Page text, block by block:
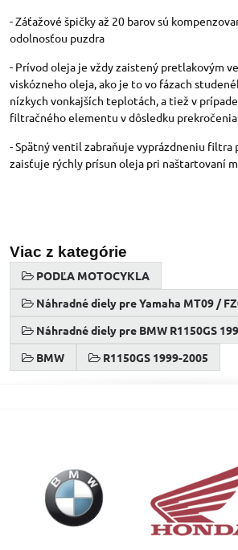
- Záťažové špičky až 20 barov sú
odolnosťou puzdra
- Prívod oleja je vždy zaistený pretlakovým
viskózneho oleja, ako je to vo fázach
nízkych vonkajších teplotách, a tiež v
filtračného elementu v dôsledku
- Spätný ventil zabraňuje vyprázdneniu filtra
zaisťuje rýchly prísun oleja pri naštartovaní
Viac z kategórie
PODĽA MOTOCYKLA
Náhradné diely pre Yamaha MT09 /
Náhradné diely pre BMW R1150GS
BMW
R1150GS 1999-2005